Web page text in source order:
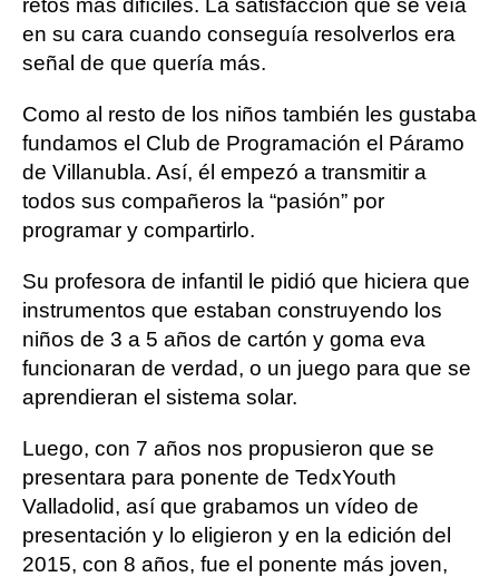
retos más difíciles. La satisfacción que se veía
en su cara cuando conseguía resolverlos era
señal de que quería más.
Como al resto de los niños también les gustaba
fundamos el Club de Programación el Páramo
de Villanubla. Así, él empezó a transmitir a
todos sus compañeros la “pasión” por
programar y compartirlo.
Su profesora de infantil le pidió que hiciera que
instrumentos que estaban construyendo los
niños de 3 a 5 años de cartón y goma eva
funcionaran de verdad, o un juego para que se
aprendieran el sistema solar.
Luego, con 7 años nos propusieron que se
presentara para ponente de TedxYouth
Valladolid, así que grabamos un vídeo de
presentación y lo eligieron y en la edición del
2015, con 8 años, fue el ponente más joven,